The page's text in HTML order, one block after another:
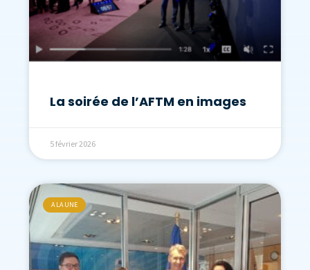
La soirée de l’AFTM en images
5 février 2026
A LA UNE